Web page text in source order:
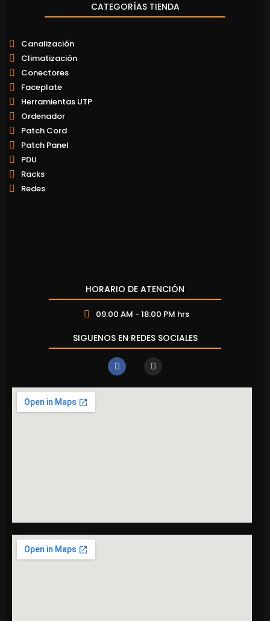
CATEGORÍAS TIENDA
Canalización
Climatización
Conectores
Faceplate
Herramientas UTP
Ordenador
Patch Cord
Patch Panel
PDU
Racks
Redes
HORARIO DE ATENCIÓN
09:00 AM - 18:00 PM hrs
SIGUENOS EN REDES SOCIALES